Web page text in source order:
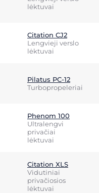
lėktuvai
Citation CJ2
Lengvieji verslo
lėktuvai
Pilatus PC-12
Turbopropeleriai
Phenom 100
Ultralengvi
privačiai
lėktuvai
Citation XLS
Vidutiniai
privačiosios
lėktuvai